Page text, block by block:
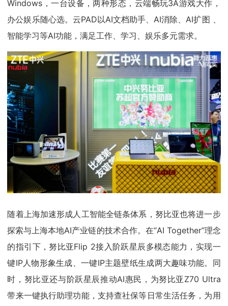
Windows，一台设备，两种形态，云端畅玩3A游戏大作，
办公娱乐随心选。云PAD以AI文档助手、AI消除、AI扩图 、
智能学习等AI功能，满足工作、学习、娱乐多元需求。
随着上海加速形成人工智能全链条体系，努比亚也将进一步
探索与上海本地AI产业链的技术合作。在“AI Together”理念
的指引下，努比亚Flip 2接入阶跃星辰多模态能力，实现一
键IP人物形象生成、一键IP主题壁纸生成两大趣味功能。同
时，努比亚还与阶跃星辰推动AI惠民，为努比亚Z70 Ultra
带来一键执行助理功能，支持查社保等日常生活任务，为用